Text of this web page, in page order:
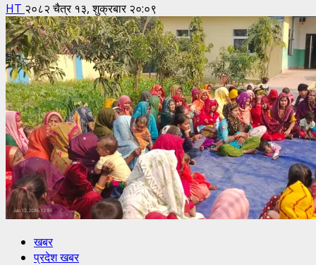
HT २०८२ चैत्र १३, शुक्रबार २०:०९
खबर
प्रदेश खबर